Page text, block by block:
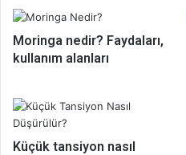
Moringa nedir? Faydaları,
kullanım alanları
Küçük tansiyon nasıl